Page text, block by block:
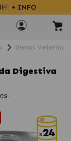
+ INFO
Dietas
Digestiva